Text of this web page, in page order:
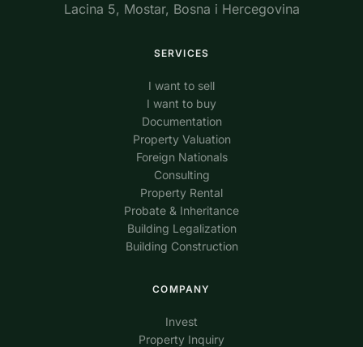
Lacina 5, Mostar, Bosna i Hercegovina
SERVICES
I want to sell
I want to buy
Documentation
Property Valuation
Foreign Nationals
Consulting
Property Rental
Probate & Inheritance
Building Legalization
Building Construction
COMPANY
Invest
Property Inquiry